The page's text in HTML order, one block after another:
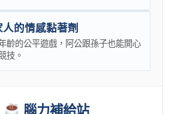
人的情感黏著劑
齡的公平遊戲，阿公跟孫子也能開心
技。
腦力補給站